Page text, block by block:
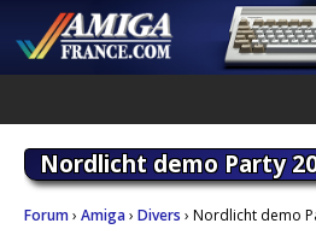
Nordlicht demo Party
Forum› Amiga› Divers › Nordlicht demo